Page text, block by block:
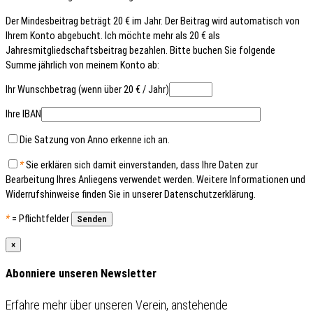
Der Mindesbeitrag beträgt 20 € im Jahr. Der Beitrag wird automatisch von
Ihrem Konto abgebucht. Ich möchte mehr als 20 € als
Jahresmitgliedschaftsbeitrag bezahlen. Bitte buchen Sie folgende
Summe jährlich von meinem Konto ab:
Ihr Wunschbetrag (wenn über 20 € / Jahr)
Ihre IBAN
Die Satzung von Anno erkenne ich an.
*Sie erklären sich damit einverstanden, dass Ihre Daten zur
Bearbeitung Ihres Anliegens verwendet werden. Weitere Informationen und
Widerrufshinweise finden Sie in unserer Datenschutzerklärung.
*= Pflichtfelder
×
Abonniere unseren Newsletter
Erfahre mehr über unseren Verein, anstehende